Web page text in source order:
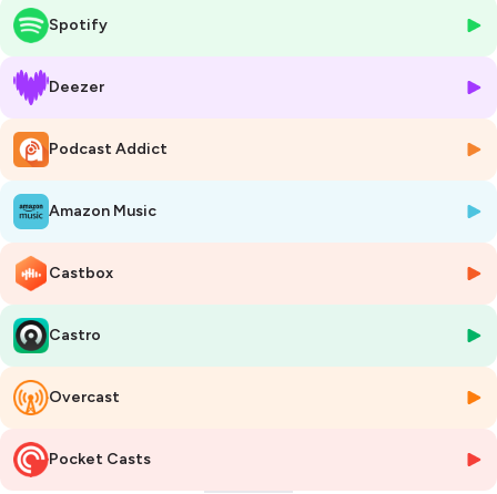
passions et de son histoire personnelle. Je me suis régalé et j’en suis
sorti un peu plus riche qu’au début.
Hébergé par Ausha. Visitez
pour plus d'informations.
Spotify
Deezer
Podcast Addict
Amazon Music
Castbox
Castro
Overcast
Pocket Casts